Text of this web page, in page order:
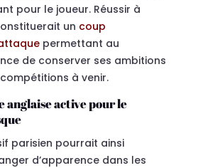
pour le joueur. Réussir à
un coup
permettant au
de conserver ses ambitions
à venir.
anglaise active pour le
parisien pourrait ainsi
d’apparence dans les